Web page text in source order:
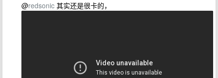
@redsonic 其实还是很卡的，